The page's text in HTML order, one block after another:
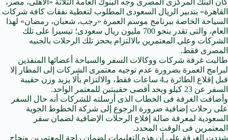
كان البنك المركزى المصرى وجه البنوك العامة الثلاثة «الأهلى، مصر،
القاهرة» بتدبير الريال السعودى المطلوب لتغطية نفقات كافة شركات
السياحة الخاصة ببرنامج موسم العمرة «رجب، شعبان، رمضان» لهذا
العام، والتى تقدر بنحو 700 مليون ريال سعودى؛ تيسيرا على تلك
الشركات وعلى المعتمرين بالالتزام بحجز تلك الرحلات بالجنيه
المصرى فقط.
طالبت غرفة شركات ووكالات السفر والسياحة أعضائها المنفذين
لبرامج العمرة بضرورة عدم توجيه معتمرى الشركات إلى المطار إلا
قبل إقلاع الطائرة بـ4 ساعات فقط، والالتزام بألا يزيد وزن حقيبة
السفر عن 23 كيلو وبحد أقصى حقيبتين للمعتمر الواحد.
وأضافت الغرفة فى الخطاب الذى أرسلته للشركات أنه حال السفر
على رحلات إضافية ضرورة الرجوع إلى شركة الخطوط الجوية
السعودية لمعرفة صالة إقلاع الرحلات الإضافية لضمان سفر
المعتمرين فى الوقت المحدد.
شددت الغرفة على أن هذه التعليمات لضمان راحة المعتمرين ونجاح